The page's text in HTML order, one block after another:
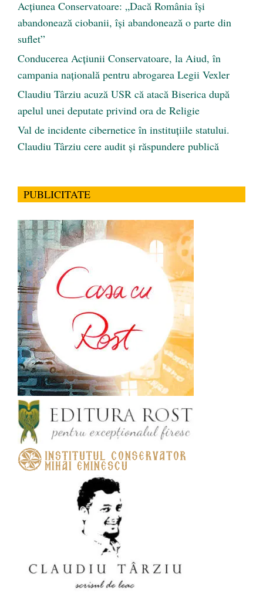
Acțiunea Conservatoare: „Dacă România își
abandonează ciobanii, își abandonează o parte din
suflet”
Conducerea Acțiunii Conservatoare, la Aiud, în
campania națională pentru abrogarea Legii Vexler
Claudiu Târziu acuză USR că atacă Biserica după
apelul unei deputate privind ora de Religie
Val de incidente cibernetice în instituțiile statului.
Claudiu Târziu cere audit și răspundere publică
PUBLICITATE